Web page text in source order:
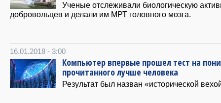
Ученые отслеживали биологическую
добровольцев и делали им МРТ головного мозга.
16.01.2018 - 3:00
Компьютер впервые прошел тест на
прочитанного лучше человека
Результат был назван «исторической